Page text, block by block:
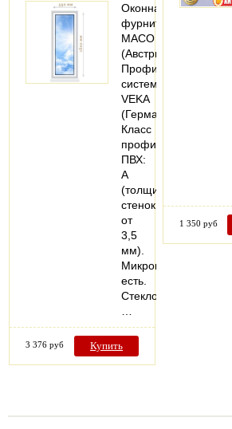
Оконная
фурнитура
MACO
(Австрия).
Профильная
система:
VEKA
(Германия).
Класс
профиля
ПВХ:
А
(толщина
стенок
от
3,5
мм).
Микропроветривание:
есть.
Стеклопакеты:
3 376 руб Купить
1 350 руб